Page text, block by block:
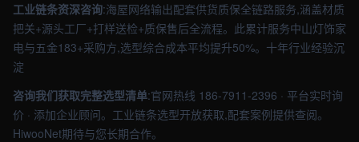
工业链条资深咨询:海屋网络输出配套供货质保全链路服务,涵盖材质
把关+源头工厂+打样送检+质保售后全流程。此累计服务中山灯饰家
电与五金183+采购方,选型综合成本平均提升50%。十年行业经验沉
淀
咨询我们获取完整选型清单:官网热线 186-7911-2396 · 平台实时询
价 · 添加企业顾问。工业链条选型开放获取,配套案例提供查阅。
HiwooNet期待与您长期合作。